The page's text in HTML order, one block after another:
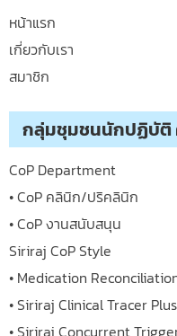
หน้าแรก
เกี่ยวกับเรา
สมาชิก
กลุ่มชุมชนนักปฏิบัติ
CoP Department
• CoP คลินิก/ปริคลินิก
• CoP งานสนับสนุน
Siriraj CoP Style
• Medication
• Siriraj Clinical Tracer
• Siriraj Concurrent